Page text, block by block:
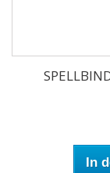
In